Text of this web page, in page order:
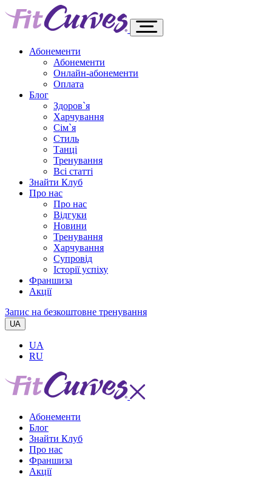
Абонементи
Абонементи
Онлайн-абонементи
Оплата
Блог
Здоров`я
Харчування
Сім`я
Стиль
Танці
Тренування
Всі статті
Знайти Клуб
Про нас
Про нас
Відгуки
Новини
Тренування
Харчування
Супровід
Історії успіху
Франшиза
Акції
Запис на безкоштовне тренування
UA
UA
RU
Абонементи
Блог
Знайти Клуб
Про нас
Франшиза
Акції